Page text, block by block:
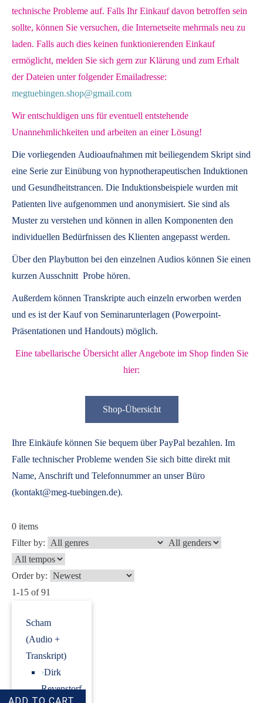
technische Probleme auf. Falls Ihr Einkauf davon betroffen sein
sollte, können Sie versuchen, die Internetseite mehrmals neu zu
laden. Falls auch dies keinen funktionierenden Einkauf
ermöglicht, melden Sie sich gern zur Klärung und zum Erhalt
der Dateien unter folgender Emailadresse:
megtuebingen.shop@gmail.com
Wir entschuldigen uns für eventuell entstehende
Unannehmlichkeiten und arbeiten an einer Lösung!
Die vorliegenden Audioaufnahmen mit beiliegendem Skript sind
eine Serie zur Einübung von hypnotherapeutischen Induktionen
und Gesundheitstrancen. Die Induktionsbeispiele wurden mit
Patienten live aufgenommen und anonymisiert. Sie sind als
Muster zu verstehen und können in allen Komponenten den
individuellen Bedürfnissen des Klienten angepasst werden.
Über den Playbutton bei den einzelnen Audios können Sie einen
kurzen Ausschnitt Probe hören.
Außerdem können Transkripte auch einzeln erworben werden
und es ist der Kauf von Seminarunterlagen (Powerpoint-
Präsentationen und Handouts) möglich.
Eine tabellarische Übersicht aller Angebote im Shop finden Sie
hier:
Shop-Übersicht
Ihre Einkäufe können Sie bequem über PayPal bezahlen. Im
Falle technischer Probleme wenden Sie sich bitte direkt mit
Name, Anschrift und Telefonnummer an unser Büro
(kontakt@meg-tuebingen.de).
0 items
Filter by:
Order by:
1-15 of 91
Scham
(Audio +
Transkript)
›Dirk
Revenstorf